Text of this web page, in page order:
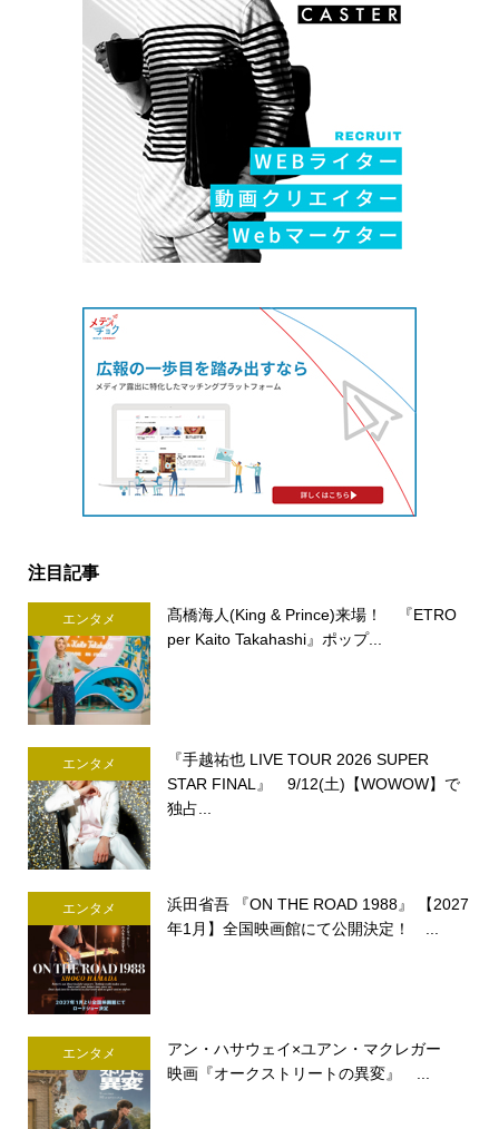
注目記事
エンタメ
髙橋海人(King & Prince)来場！ 『ETRO
per Kaito Takahashi』ポップ...
エンタメ
『手越祐也 LIVE TOUR 2026 SUPER
STAR FINAL』 9/12(土)【WOWOW】で
独占...
エンタメ
浜田省吾 『ON THE ROAD 1988』 【2027
年1月】全国映画館にて公開決定！ ...
エンタメ
アン・ハサウェイ×ユアン・マクレガー
映画『オークストリートの異変』 ...